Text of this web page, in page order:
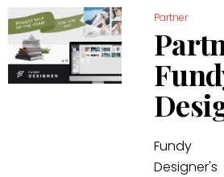
Partner
Fundy
Designer's